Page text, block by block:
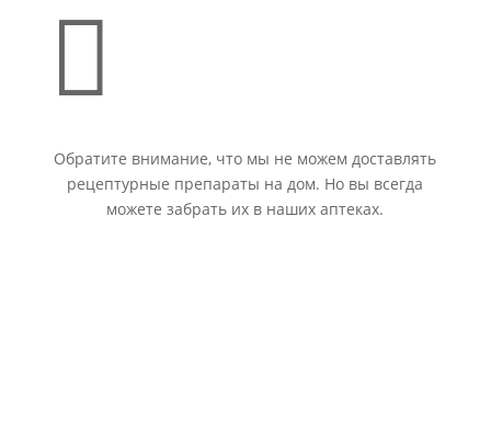

Обратите внимание, что мы не можем доставлять
рецептурные препараты на дом. Но вы всегда
можете забрать их в наших аптеках.